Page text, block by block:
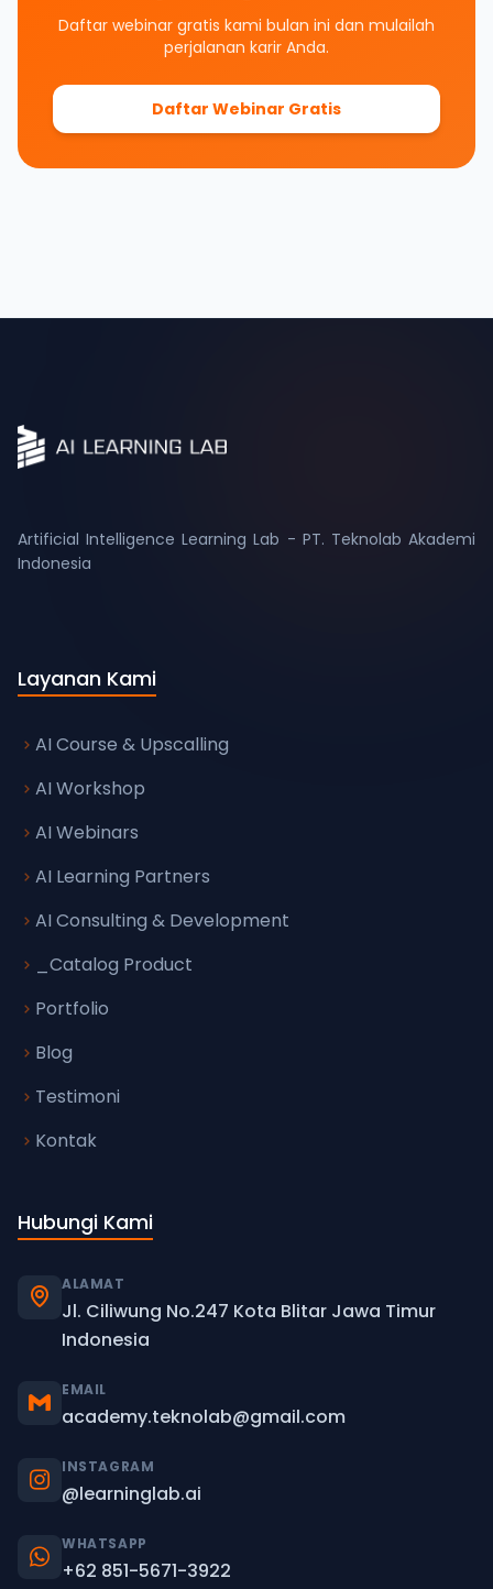
Daftar webinar gratis kami bulan ini dan mulailah
perjalanan karir Anda.
Daftar Webinar Gratis
Artificial Intelligence Learning Lab - PT. Teknolab Akademi
Layanan Kami
AI Course & Upscalling
AI Workshop
AI Webinars
AI Learning Partners
AI Consulting & Development
_Catalog Product
Portfolio
Blog
Testimoni
Kontak
Hubungi Kami
ALAMAT
Jl. Ciliwung No.247 Kota Blitar Jawa Timur
Indonesia
EMAIL
academy.teknolab@gmail.com
INSTAGRAM
@learninglab.ai
WHATSAPP
+62 851-5671-3922